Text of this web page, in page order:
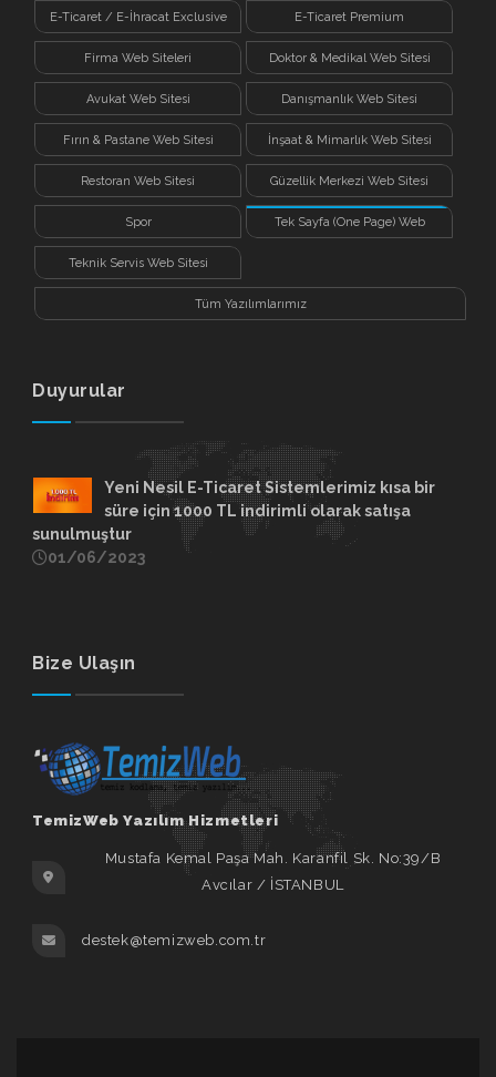
E-Ticaret / E-İhracat Exclusive E-Ticaret Premium
Firma Web Siteleri Doktor & Medikal Web Sitesi
Avukat Web Sitesi Danışmanlık Web Sitesi
Fırın & Pastane Web Sitesi İnşaat & Mimarlık Web Sitesi
Restoran Web Sitesi Güzellik Merkezi Web Sitesi
Spor Tek Sayfa (One Page) Web
Teknik Servis Web Sitesi
Tüm Yazılımlarımız
Duyurular
Yeni Nesil E-Ticaret Sistemlerimiz kısa bir
süre için 1000 TL indirimli olarak satışa
sunulmuştur
01/06/2023
Bize Ulaşın
TemizWeb Yazılım Hizmetleri
Mustafa Kemal Paşa Mah. Karanfil Sk. No:39/B
Avcılar / İSTANBUL
destek@temizweb.com.tr